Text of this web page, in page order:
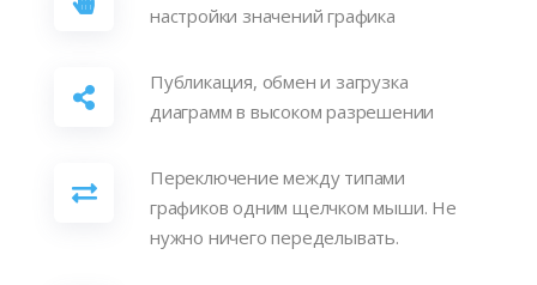
настройки значений графика
Публикация, обмен и загрузка
диаграмм в высоком разрешении
Переключение между типами
графиков одним щелчком мыши. Не
нужно ничего переделывать.